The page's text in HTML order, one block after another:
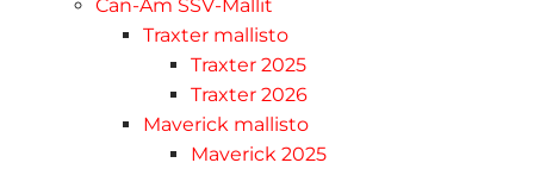
Can-Am SSV-Mallit
Traxter mallisto
Traxter 2025
Traxter 2026
Maverick mallisto
Maverick 2025